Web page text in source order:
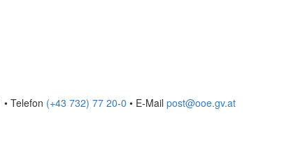
• Telefon (+43 732) 77 20-0 • E-Mail post@ooe.gv.at